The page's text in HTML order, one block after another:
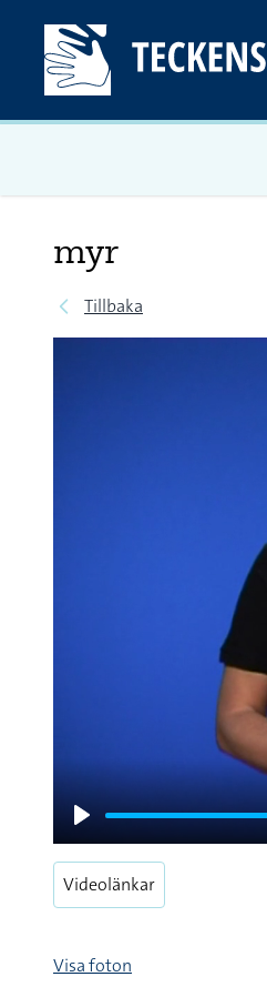
myr
Tillbaka
Play
Videolänkar
Visa foton